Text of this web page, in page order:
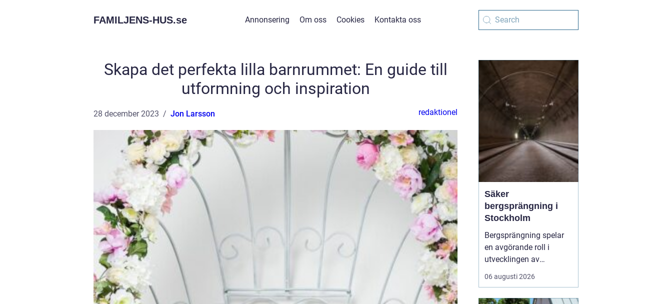
FAMILJENS-HUS.se Annonsering Om oss Cookies Kontakta oss
Skapa det perfekta lilla barnrummet: En guide till
utformning och inspiration
28 december 2023 Jon Larsson redaktionel
Säker
bergsprängning i
Stockholm
Bergsprängning spelar
en avgörande roll i
utvecklingen av
moderna städer och
infrastruktur, särskilt i en
06 augusti 2026